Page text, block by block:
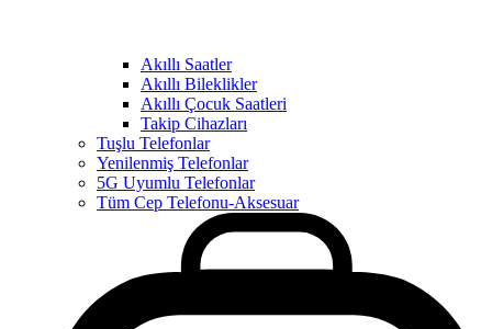
Akıllı Saatler
Akıllı Bileklikler
Akıllı Çocuk Saatleri
Takip Cihazları
Tuşlu Telefonlar
Yenilenmiş Telefonlar
5G Uyumlu Telefonlar
Tüm Cep Telefonu-Aksesuar